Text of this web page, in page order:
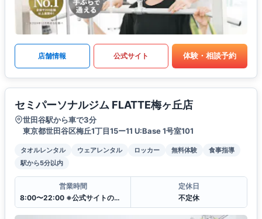
店舗情報 公式サイト 体験・相談予約
セミパーソナルジム FLATTE梅ヶ丘店
世田谷駅から車で3分
東京都世田谷区梅丘1丁目15ー11 U:Base 1号室101
タオルレンタル ウェアレンタル ロッカー 無料体験
食事指導
駅から5分以内
営業時間
8:00〜22:00 ※公式サイトのレッスンスケジュール表をご参照下さい
定休日
不定休